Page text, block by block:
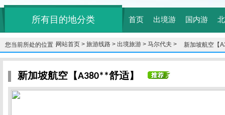
所有目的地分类 首页 出境游 国内游
您当前所处的位置：网站首页 > 旅游线路 > 出境旅游 > 马尔代夫 > 新加坡航空【
新加坡航空【A380**舒适】